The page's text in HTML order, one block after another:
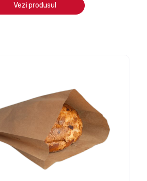
Vezi produsul